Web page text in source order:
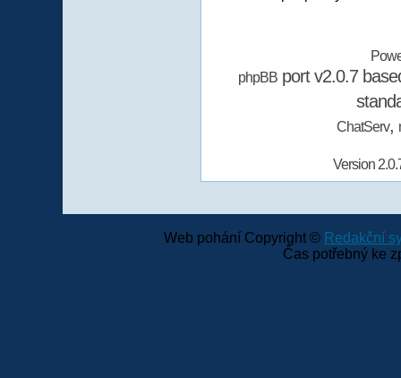
phpBBport v2.0.7
ChatServ,
Version
Web pohání Copyright © Redakční
Čas potřebný ke